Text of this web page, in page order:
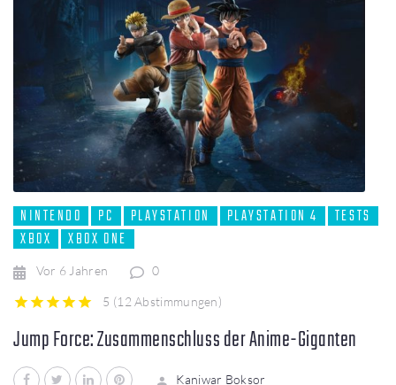
NINTENDO PC PLAYSTATION PLAYSTATION 4
TESTS
XBOX
XBOX ONE
Vor 6 Jahren 0
5 (12 Abstimmungen)
Jump Force: Zusammenschluss der Anime-Giganten
FacebookTwitterLinkedIn
Kaniwar Boksor